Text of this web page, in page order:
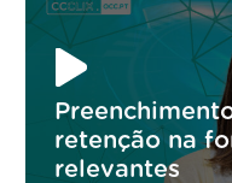
retenção na
relevantes